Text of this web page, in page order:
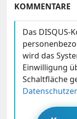
KOMMENTARE
Das
wird das
Einwilligung
Schaltfläche